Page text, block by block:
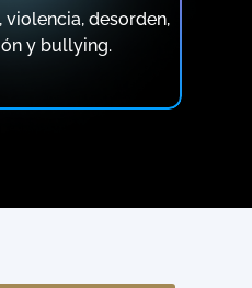
desorden,
y bullying.